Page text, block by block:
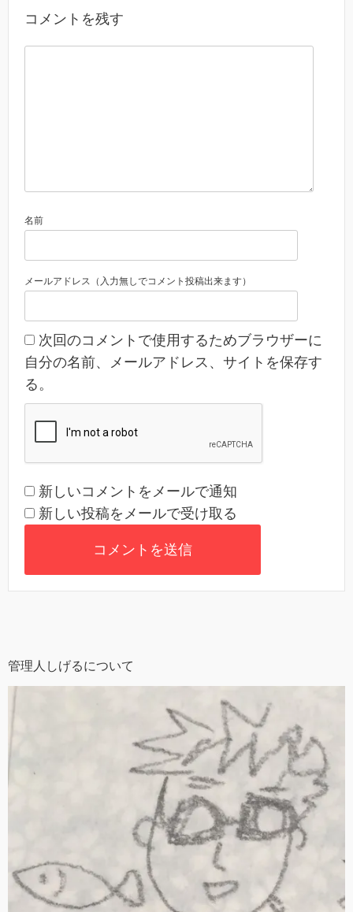
コメントを残す
名前
メールアドレス（入力無しでコメント投稿出来ます）
次回のコメントで使用するためブラウザーに
自分の名前、メールアドレス、サイトを保存す
る。
新しいコメントをメールで通知
新しい投稿をメールで受け取る
管理人しげるについて